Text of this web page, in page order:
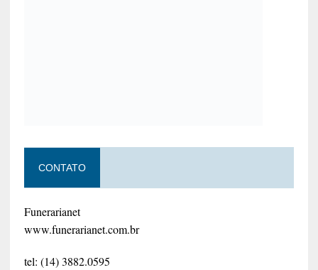
CONTATO
Funerarianet
www.funerarianet.com.br
tel: (14) 3882.0595